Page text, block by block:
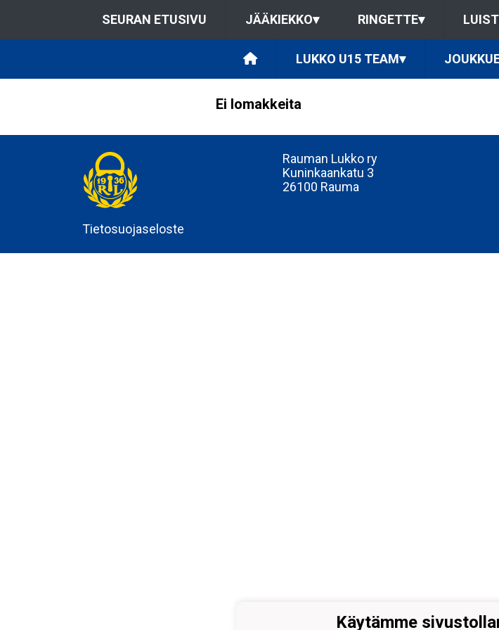
SEURAN ETUSIVU JÄÄKIEKKO▾ RINGETTE▾
LUKKO U15 TEAM▾
Ei lomakkeita
Tietosuojaseloste
Rauman Lukko ry
Kuninkaankatu 3
26100 Rauma
Käytämme